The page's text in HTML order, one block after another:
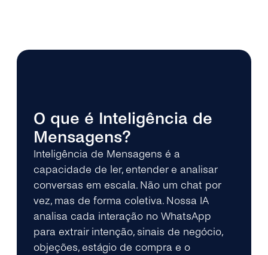
O que é Inteligência de
Mensagens?
Inteligência de Mensagens é a
capacidade de ler, entender e analisar
conversas em escala. Não um chat por
vez, mas de forma coletiva. Nossa IA
analisa cada interação no WhatsApp
para extrair intenção, sinais de negócio,
objeções, estágio de compra e o